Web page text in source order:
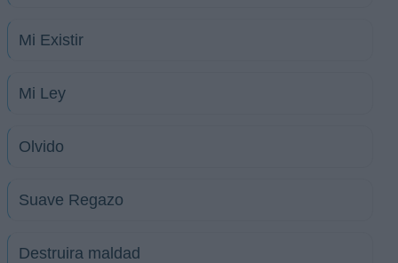
Mi Existir
Mi Ley
Olvido
Suave Regazo
Destruira maldad